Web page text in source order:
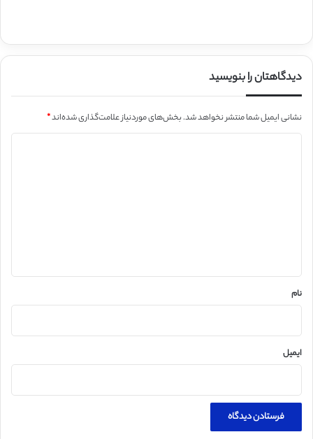
دیدگاهتان را بنویسید
نشانی ایمیل شما منتشر نخواهد شد.بخش‌های موردنیاز علامت‌گذاری شده‌اند*
نام
ایمیل